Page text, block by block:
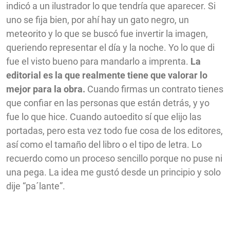
indicó a un ilustrador lo que tendría que aparecer. Si
uno se fija bien, por ahí hay un gato negro, un
meteorito y lo que se buscó fue invertir la imagen,
queriendo representar el día y la noche. Yo lo que di
fue el visto bueno para mandarlo a imprenta. La
editorial es la que realmente tiene que valorar lo
mejor para la obra. Cuando firmas un contrato tienes
que confiar en las personas que están detrás, y yo
fue lo que hice. Cuando autoedito sí que elijo las
portadas, pero esta vez todo fue cosa de los editores,
así como el tamaño del libro o el tipo de letra. Lo
recuerdo como un proceso sencillo porque no puse ni
una pega. La idea me gustó desde un principio y solo
dije “pa´lante”.